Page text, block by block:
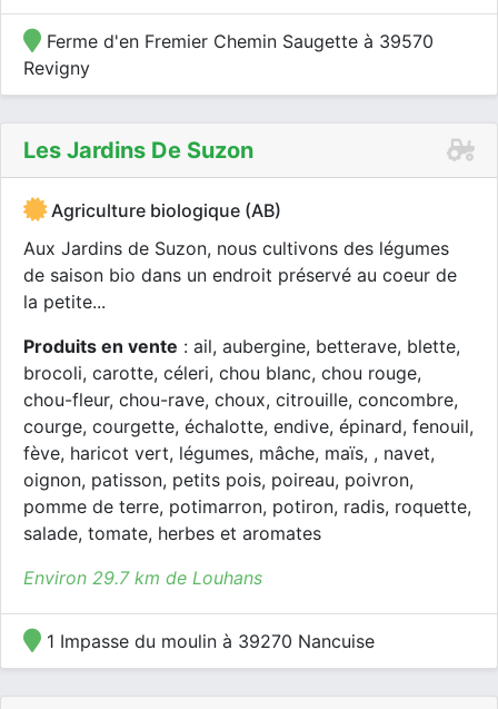
Ferme d'en Fremier Chemin Saugette à 39570
Revigny
Les Jardins De Suzon
Agriculture biologique (AB)
Aux Jardins de Suzon, nous cultivons des légumes
de saison bio dans un endroit préservé au coeur de
la petite...
Produits en vente : ail, aubergine, betterave, blette,
brocoli, carotte, céleri, chou blanc, chou rouge,
chou-fleur, chou-rave, choux, citrouille, concombre,
courge, courgette, échalotte, endive, épinard, fenouil,
fève, haricot vert, légumes, mâche, maïs, , navet,
oignon, patisson, petits pois, poireau, poivron,
pomme de terre, potimarron, potiron, radis, roquette,
salade, tomate, herbes et aromates
Environ 29.7 km de Louhans
1 Impasse du moulin à 39270 Nancuise